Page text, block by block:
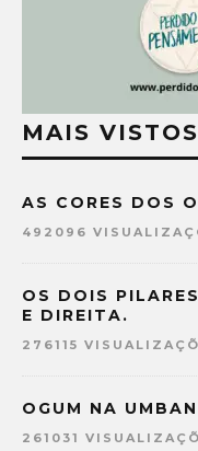
MAIS VISTOS
AS CORES DOS
492096
OS DOIS
E DIREITA.
276115
OGUM NA
261031